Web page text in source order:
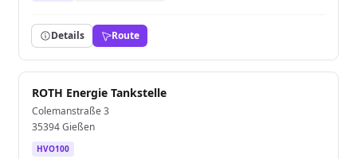
Details Route
ROTH Energie Tankstelle
Colemanstraße 3
35394 Gießen
HVO100